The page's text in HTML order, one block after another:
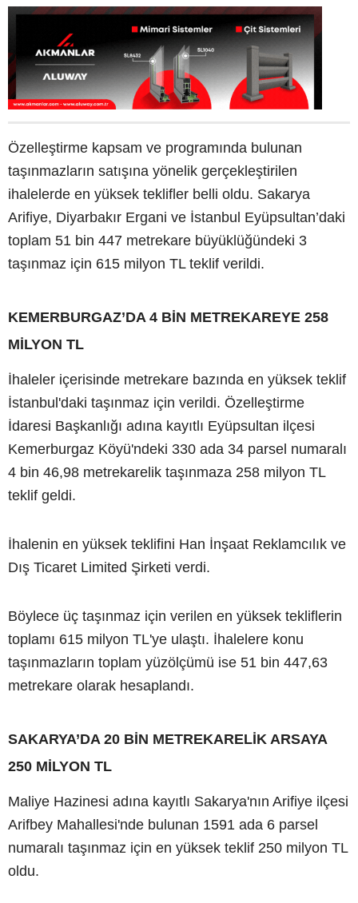
Özelleştirme kapsam ve programında bulunan
taşınmazların satışına yönelik gerçekleştirilen
ihalelerde en yüksek teklifler belli oldu. Sakarya
Arifiye, Diyarbakır Ergani ve İstanbul Eyüpsultan’daki
toplam 51 bin 447 metrekare büyüklüğündeki 3
taşınmaz için 615 milyon TL teklif verildi.
KEMERBURGAZ’DA 4 BİN METREKAREYE 258
MİLYON TL
İhaleler içerisinde metrekare bazında en yüksek teklif
İstanbul'daki taşınmaz için verildi. Özelleştirme
İdaresi Başkanlığı adına kayıtlı Eyüpsultan ilçesi
Kemerburgaz Köyü'ndeki 330 ada 34 parsel numaralı
4 bin 46,98 metrekarelik taşınmaza 258 milyon TL
teklif geldi.
İhalenin en yüksek teklifini Han İnşaat Reklamcılık ve
Dış Ticaret Limited Şirketi verdi.
Böylece üç taşınmaz için verilen en yüksek tekliflerin
toplamı 615 milyon TL'ye ulaştı. İhalelere konu
taşınmazların toplam yüzölçümü ise 51 bin 447,63
metrekare olarak hesaplandı.
SAKARYA’DA 20 BİN METREKARELİK ARSAYA
250 MİLYON TL
Maliye Hazinesi adına kayıtlı Sakarya'nın Arifiye ilçesi
Arifbey Mahallesi'nde bulunan 1591 ada 6 parsel
numaralı taşınmaz için en yüksek teklif 250 milyon TL
oldu.